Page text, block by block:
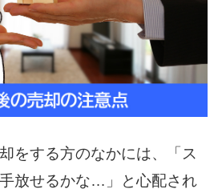
をする方のなかには、「ス
放せるかな…」と心配され